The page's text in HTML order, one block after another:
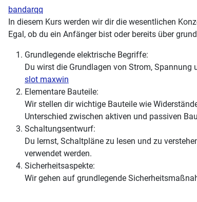
bandarqq
In diesem Kurs werden wir dir die wesentlichen
Egal, ob du ein Anfänger bist oder bereits über
Grundlegende elektrische Begriffe:
Du wirst die Grundlagen von Strom,
slot maxwin
Elementare Bauteile:
Wir stellen dir wichtige Bauteile wie
Unterschied zwischen aktiven und passiven
Schaltungsentwurf:
Du lernst, Schaltpläne zu lesen und zu
verwendet werden.
Sicherheitsaspekte:
Wir gehen auf grundlegende